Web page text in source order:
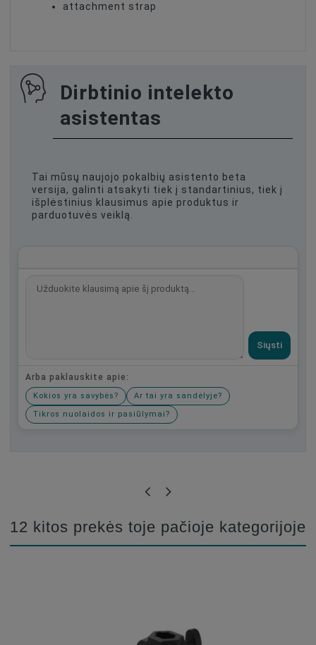
attachment strap
Dirbtinio intelekto
asistentas
Tai mūsų naujojo pokalbių asistento beta
versija, galinti atsakyti tiek į standartinius, tiek į
išplėstinius klausimus apie produktus ir
parduotuvės veiklą.
Siųsti
Arba paklauskite apie:
Kokios yra savybės?
Ar tai yra sandėlyje?
Tikros nuolaidos ir pasiūlymai?
12 kitos prekės toje pačioje kategorijoje